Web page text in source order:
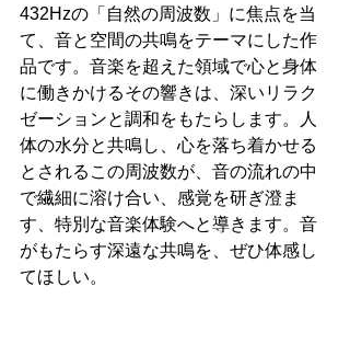
432Hzの「自然の周波数」に焦点を当
て、音と空間の共鳴をテーマにした作
品です。音楽を超えた領域で心と身体
に働きかけるその響きは、深いリラク
ゼーションと調和をもたらします。人
体の水分と共鳴し、心を落ち着かせる
とされるこの周波数が、音の流れの中
で繊細に溶け合い、感覚を研ぎ澄ま
す、特別な音楽体験へと導きます。音
がもたらす深遠な共鳴を、ぜひ体感し
てほしい。